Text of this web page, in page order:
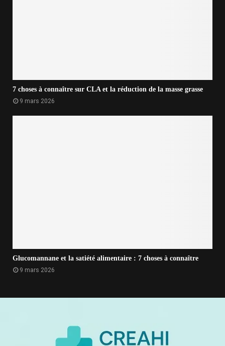
7 choses à connaître sur CLA et la réduction de la masse grasse
9 mars 2026
Glucomannane et la satiété alimentaire : 7 choses à connaître
9 mars 2026